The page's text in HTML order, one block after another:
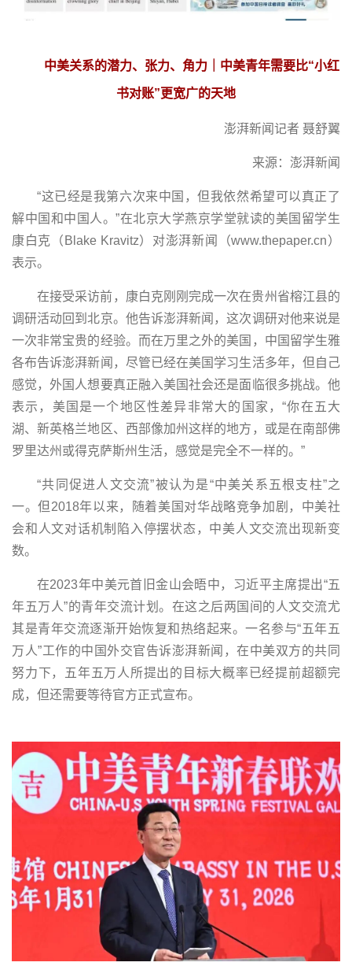
中美关系的潜力、张力、角力｜中美青年需要比“小红
书对账”更宽广的天地
澎湃新闻记者 聂舒翼
来源：澎湃新闻
“这已经是我第六次来中国，但我依然希望可以真正了
解中国和中国人。”在北京大学燕京学堂就读的美国留学生
康白克（Blake Kravitz）对澎湃新闻（www.thepaper.cn）
表示。
在接受采访前，康白克刚刚完成一次在贵州省榕江县的
调研活动回到北京。他告诉澎湃新闻，这次调研对他来说是
一次非常宝贵的经验。而在万里之外的美国，中国留学生雅
各布告诉澎湃新闻，尽管已经在美国学习生活多年，但自己
感觉，外国人想要真正融入美国社会还是面临很多挑战。他
表示，美国是一个地区性差异非常大的国家，“你在五大
湖、新英格兰地区、西部像加州这样的地方，或是在南部佛
罗里达州或得克萨斯州生活，感觉是完全不一样的。”
“共同促进人文交流”被认为是“中美关系五根支柱”之
一。但2018年以来，随着美国对华战略竞争加剧，中美社
会和人文对话机制陷入停摆状态，中美人文交流出现新变
数。
在2023年中美元首旧金山会晤中，习近平主席提出“五
年五万人”的青年交流计划。在这之后两国间的人文交流尤
其是青年交流逐渐开始恢复和热络起来。一名参与“五年五
万人”工作的中国外交官告诉澎湃新闻，在中美双方的共同
努力下，五年五万人所提出的目标大概率已经提前超额完
成，但还需要等待官方正式宣布。